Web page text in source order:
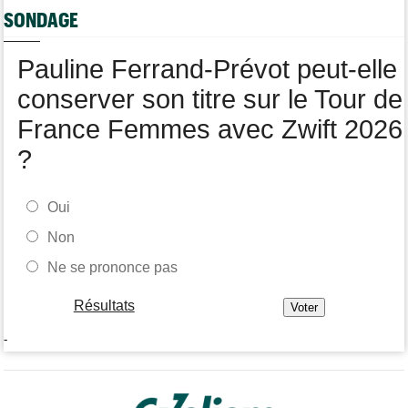
Tour de France Femmes
05/08
Tour de Pologne
Jonathan Milan : "Je suis content d'avoir Magnier comme rival"
SONDAGE
Pauline Ferrand-Prévot peut-elle
conserver son titre sur le Tour de
France Femmes avec Zwift 2026
?
Oui
Non
Ne se prononce pas
Résultats
-